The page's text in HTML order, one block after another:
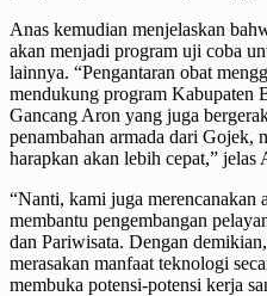
Anas kemudian menjelaskan
akan menjadi program uji coba
lainnya. “Pengantaran obat
mendukung program Kabupaten
Gancang Aron yang juga
penambahan armada dari Gojek,
harapkan akan lebih cepat,” jelas
“Nanti, kami juga merencanakan
membantu pengembangan
dan Pariwisata. Dengan
merasakan manfaat teknologi
membuka potensi-potensi kerja